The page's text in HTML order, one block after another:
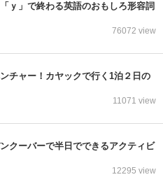
ｙ」で終わる英語のおもしろ形容詞
76072 view
チャー！カヤックで行く1泊２日の
11071 view
クーバーで半日でできるアクティビ
12295 view